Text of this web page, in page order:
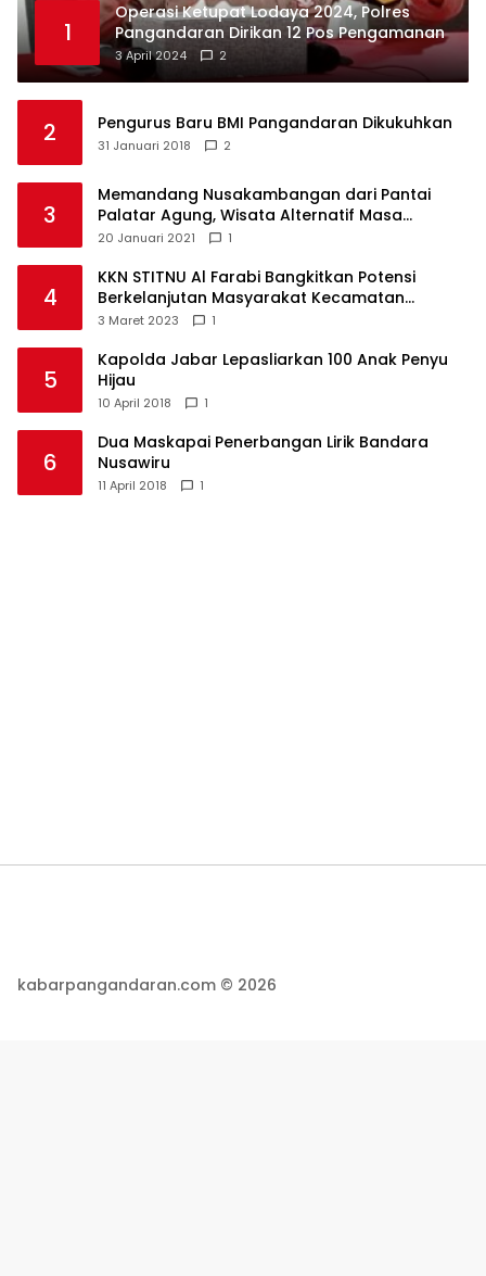
1
Operasi Ketupat Lodaya 2024, Polres
Pangandaran Dirikan 12 Pos Pengamanan
3 April 2024 2
2 Pengurus Baru BMI Pangandaran Dikukuhkan
31 Januari 2018 2
3
Memandang Nusakambangan dari Pantai
Palatar Agung, Wisata Alternatif Masa
Pandemi
20 Januari 2021 1
4
KKN STITNU Al Farabi Bangkitkan Potensi
Berkelanjutan Masyarakat Kecamatan
Langkaplancar
3 Maret 2023 1
5
Kapolda Jabar Lepasliarkan 100 Anak Penyu
Hijau
10 April 2018 1
6
Dua Maskapai Penerbangan Lirik Bandara
Nusawiru
11 April 2018 1
kabarpangandaran.com © 2026